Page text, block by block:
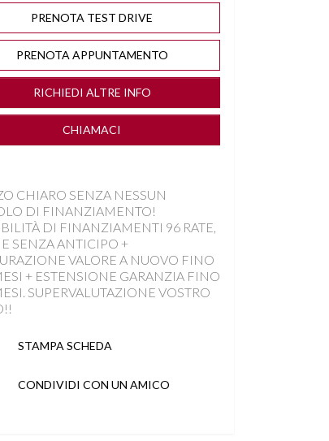
PRENOTA TEST DRIVE
PRENOTA APPUNTAMENTO
RICHIEDI ALTRE INFO
CHIAMACI
CHIARO SENZA NESSUN
DI FINANZIAMENTO!
DI FINANZIAMENTI 96 RATE,
SENZA ANTICIPO +
VALORE A NUOVO FINO
+ ESTENSIONE GARANZIA FINO
SUPERVALUTAZIONE VOSTRO
STAMPA SCHEDA
CONDIVIDI CON UN AMICO